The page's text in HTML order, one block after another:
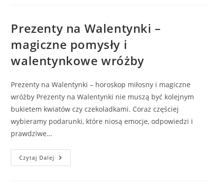
Sympatia
I
Skontaktuj
Się
Z
Wróżką
SMS
Telefonicznie
Prezenty na Walentynki –
magiczne pomysły i
walentynkowe wróżby
Prezenty na Walentynki – horoskop miłosny i magiczne
wróżby Prezenty na Walentynki nie muszą być kolejnym
bukietem kwiatów czy czekoladkami. Coraz częściej
wybieramy podarunki, które niosą emocje, odpowiedzi i
prawdziwe…
Czytaj Dalej Prezenty
Na